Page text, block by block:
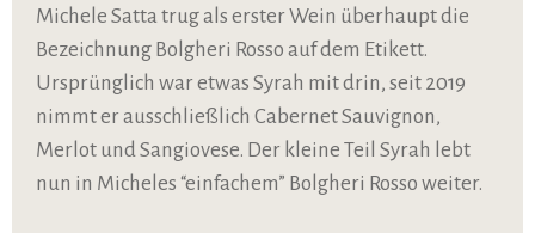
Michele Satta trug als erster Wein überhaupt die
Bezeichnung Bolgheri Rosso auf dem Etikett.
Ursprünglich war etwas Syrah mit drin, seit 2019
nimmt er ausschließlich Cabernet Sauvignon,
Merlot und Sangiovese. Der kleine Teil Syrah lebt
nun in Micheles “einfachem” Bolgheri Rosso weiter.